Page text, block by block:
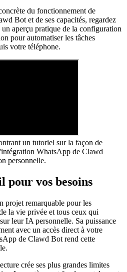
du fonctionnement de
Bot et de ses capacités, regardez
aperçu pratique de la configuration
pour automatiser les tâches
votre téléphone.
un tutoriel sur la façon de
WhatsApp de Clawd
personnelle.
pour vos besoins
projet remarquable pour les
la vie privée et tous ceux qui
leur IA personnelle. Sa puissance
avec un accès direct à votre
de Clawd Bot rend cette
crée ses plus grandes limites